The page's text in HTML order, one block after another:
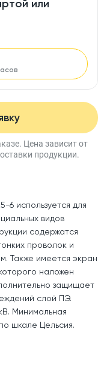
Цена зависит от
продукции.
или
6 используется для
видов
содержатся
проволок и
Также имеется экран
наложен
защищает
слой ПЭ.
Минимальная
шкале Цельсия.